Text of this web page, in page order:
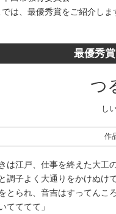
は、最優秀賞をご紹介しま
最優秀
つ
し
作
は江戸、仕事を終えた大工
調子よく大通りをかけぬけ
とられ、音吉はすってんこ
いてててて」